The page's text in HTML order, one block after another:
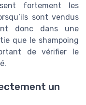
fortement les
sont vendus
donc dans une
que le shampoing
de vérifier le
un